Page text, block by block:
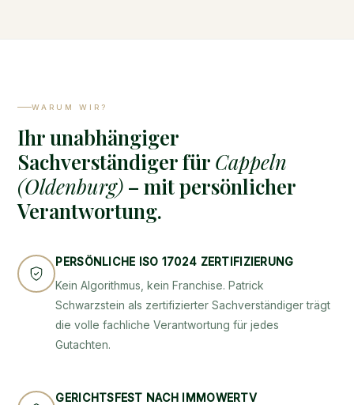
WARUM WIR?
Ihr unabhängiger
Sachverständiger für Cappeln
(Oldenburg) – mit persönlicher
Verantwortung.
PERSÖNLICHE ISO 17024 ZERTIFIZIERUNG
Kein Algorithmus, kein Franchise. Patrick
Schwarzstein als zertifizierter Sachverständiger trägt
die volle fachliche Verantwortung für jedes
Gutachten.
GERICHTSFEST NACH IMMOWERTV